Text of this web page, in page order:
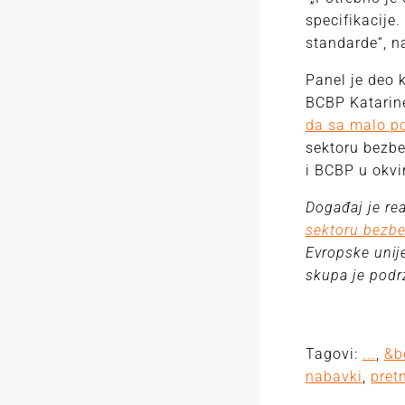
specifikacije.
standarde“,
Panel je deo
BCBP
da sa malo
sektoru
i BCBP u
Događaj je
sektoru
Evropske
skupa je
Tagovi: ...,
nabavki,